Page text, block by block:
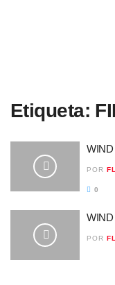
Etiqueta:
POR
0
POR